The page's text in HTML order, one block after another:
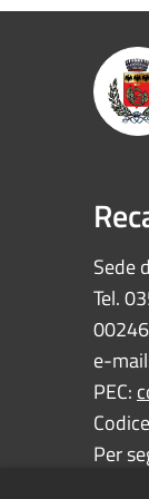
Sede
Tel.
e-
PEC:
Per